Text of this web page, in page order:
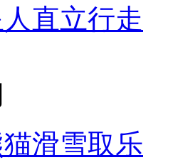
直立行走
滑雪取乐